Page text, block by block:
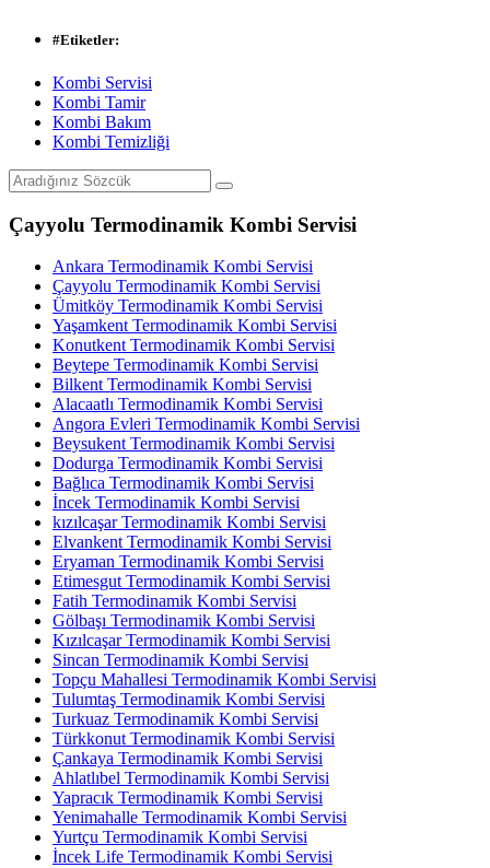
#Etiketler:
Kombi Servisi
Kombi Tamir
Kombi Bakım
Kombi Temizliği
Çayyolu Termodinamik Kombi Servisi
Ankara Termodinamik Kombi Servisi
Çayyolu Termodinamik Kombi Servisi
Ümitköy Termodinamik Kombi Servisi
Yaşamkent Termodinamik Kombi Servisi
Konutkent Termodinamik Kombi Servisi
Beytepe Termodinamik Kombi Servisi
Bilkent Termodinamik Kombi Servisi
Alacaatlı Termodinamik Kombi Servisi
Angora Evleri Termodinamik Kombi Servisi
Beysukent Termodinamik Kombi Servisi
Dodurga Termodinamik Kombi Servisi
Bağlıca Termodinamik Kombi Servisi
İncek Termodinamik Kombi Servisi
kızılcaşar Termodinamik Kombi Servisi
Elvankent Termodinamik Kombi Servisi
Eryaman Termodinamik Kombi Servisi
Etimesgut Termodinamik Kombi Servisi
Fatih Termodinamik Kombi Servisi
Gölbaşı Termodinamik Kombi Servisi
Kızılcaşar Termodinamik Kombi Servisi
Sincan Termodinamik Kombi Servisi
Topçu Mahallesi Termodinamik Kombi Servisi
Tulumtaş Termodinamik Kombi Servisi
Turkuaz Termodinamik Kombi Servisi
Türkkonut Termodinamik Kombi Servisi
Çankaya Termodinamik Kombi Servisi
Ahlatlıbel Termodinamik Kombi Servisi
Yapracık Termodinamik Kombi Servisi
Yenimahalle Termodinamik Kombi Servisi
Yurtçu Termodinamik Kombi Servisi
İncek Life Termodinamik Kombi Servisi